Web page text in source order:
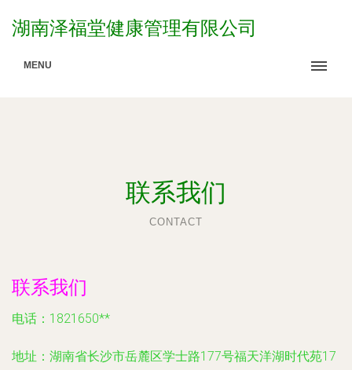
湖南泽福堂健康管理有限公司
MENU
联系我们
CONTACT
联系我们
电话：1821650**
地址：湖南省长沙市岳麓区学士路177号福天洋湖时代苑17